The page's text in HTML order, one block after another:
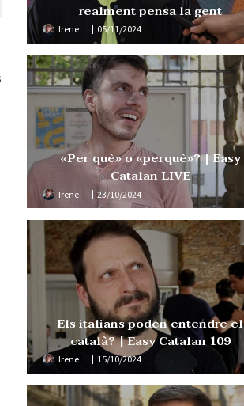
realment pensa la gent
Irene 05/11/2024
«Per què» o «perquè»? | Easy
Catalan LIVE
Irene 23/10/2024
Els italians poden entendre el
català? | Easy Catalan 109
Irene 15/10/2024